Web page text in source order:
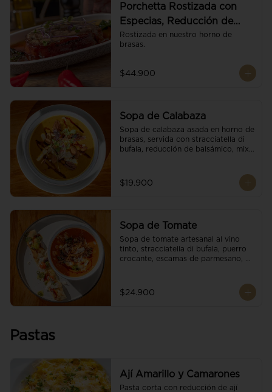
Porchetta Rostizada con
Especias, Reducción de
Panela y Vino
Rostizada en nuestro horno de
brasas.
$44.900
Sopa de Calabaza
Sopa de calabaza asada en horno de
brasas, servida con stracciatella di
bufala, reducción de balsámico, mix
$19.900
Sopa de Tomate
Sopa de tomate artesanal al vino
tinto, stracciatella di bufala, puerro
crocante, escamas de parmesano,
Acompañado de un tostón de pan
focaccia.
$24.900
Pastas
Ají Amarillo y Camarones
Pasta corta con reducción de ají